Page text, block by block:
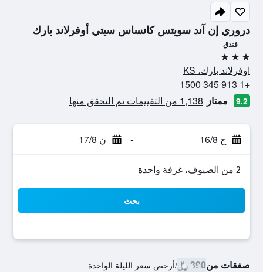
دروري إن آند سويتس كانساس سيتي أوفرلاند بارك
فندق
3 نجوم
اوفرلاند بارك، KS
+1 913 345 1500
9.2 ممتاز 1,138 من التقييمات تم التحقق منها
ح 16/8 - ن 17/8
2 من الضيوف، غرفة واحدة
بحث
صفقات من390 ﷼ /أرخص سعر الليلة الواحدة